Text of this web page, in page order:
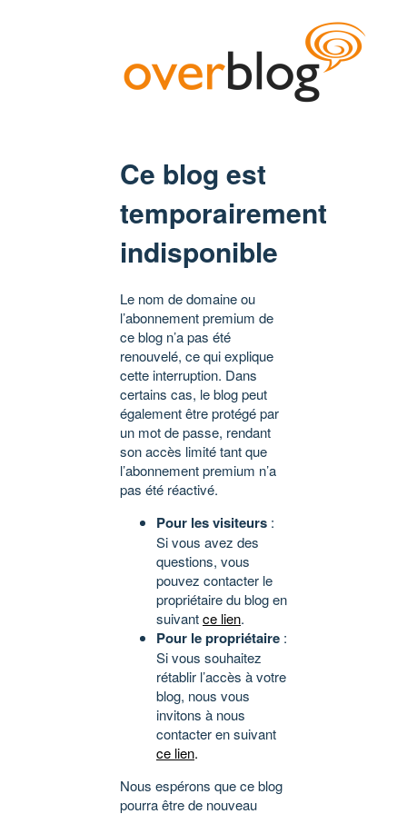
Ce blog est
temporairement
indisponible
Le nom de domaine ou
l’abonnement premium de
ce blog n’a pas été
renouvelé, ce qui explique
cette interruption. Dans
certains cas, le blog peut
également être protégé par
un mot de passe, rendant
son accès limité tant que
l’abonnement premium n’a
pas été réactivé.
Pour les visiteurs :
Si vous avez des
questions, vous
pouvez contacter le
propriétaire du blog en
suivantce lien.
Pour le propriétaire :
Si vous souhaitez
rétablir l’accès à votre
blog, nous vous
invitons à nous
contacter en suivant
ce lien.
Nous espérons que ce blog
pourra être de nouveau